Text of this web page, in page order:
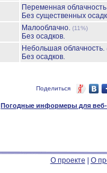
Переменная
Без существенных
Малооблачно. (11%)
Без осадков.
Небольшая облачность.
Без осадков.
Поделиться
Погодные информеры для веб-
О проекте О